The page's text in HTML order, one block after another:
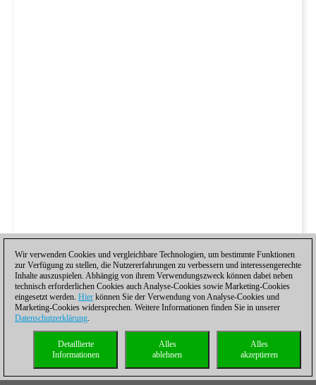
Wir verwenden Cookies und vergleichbare Technologien, um bestimmte Funktionen
zur Verfügung zu stellen, die Nutzererfahrungen zu verbessern und interessengerechte
Inhalte auszuspielen. Abhängig von ihrem Verwendungszweck können dabei neben
technisch erforderlichen Cookies auch Analyse-Cookies sowie Marketing-Cookies
eingesetzt werden. Hier können Sie der Verwendung von Analyse-Cookies und
Marketing-Cookies widersprechen. Weitere Informationen finden Sie in unserer
Datenschutzerklärung.
Alles
akzeptieren
Alles
ablehnen
Detaillierte
Informationen